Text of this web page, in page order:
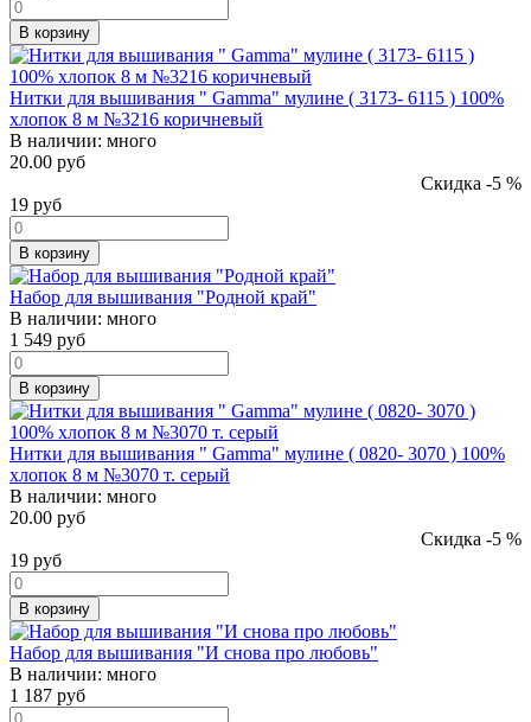
В корзину
Нитки для вышивания " Gamma" мулине ( 3173- 6115 ) 100%
хлопок 8 м №3216 коричневый
В наличии: много
20.00 руб
Скидка -5 %
19 руб
В корзину
Набор для вышивания "Родной край"
В наличии: много
1 549 руб
В корзину
Нитки для вышивания " Gamma" мулине ( 0820- 3070 ) 100%
хлопок 8 м №3070 т. серый
В наличии: много
20.00 руб
Скидка -5 %
19 руб
В корзину
Набор для вышивания "И снова про любовь"
В наличии: много
1 187 руб